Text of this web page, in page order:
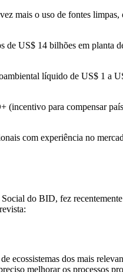
mais o uso de fontes
US$ 14 bilhões em planta
líquido de US$ 1 a
(incentivo para compensar
com experiência no
do BID, fez
ecossistemas dos mais
melhorar os processos